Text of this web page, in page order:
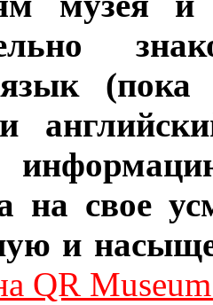
(пока
на свое
и
QR